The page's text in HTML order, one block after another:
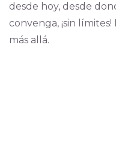
desde hoy, desde
convenga, ¡sin
más allá.